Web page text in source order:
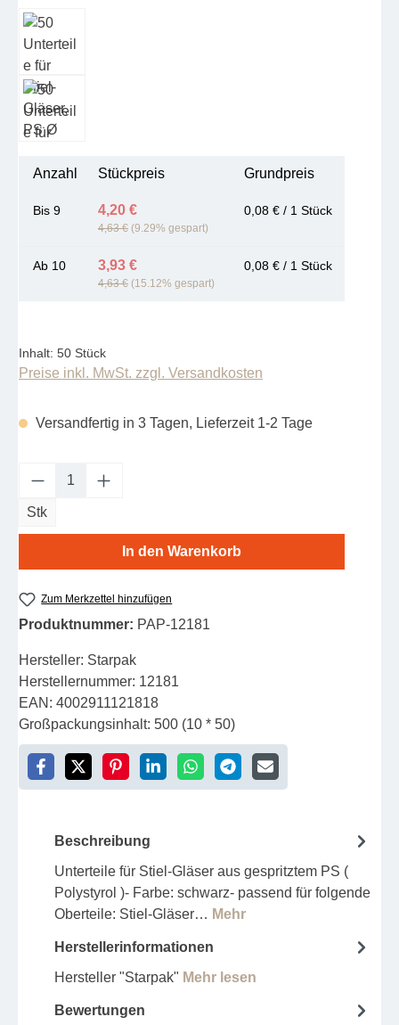
Anzahl Stückpreis Grundpreis
Bis 9 4,20 €
4,63 € (9.29% gespart)
0,08 € / 1 Stück
Ab 10 3,93 €
4,63 € (15.12% gespart)
0,08 € / 1 Stück
Inhalt: 50 Stück
Preise inkl. MwSt. zzgl. Versandkosten
Versandfertig in 3 Tagen, Lieferzeit 1-2 Tage
Produkt Anzahl: Gib den gewünschten
Stk
In den Warenkorb
Zum Merkzettel hinzufügen
Produktnummer: PAP-12181
Hersteller: Starpak
Herstellernummer: 12181
EAN: 4002911121818
Großpackungsinhalt: 500 (10 * 50)
Beschreibung
Unterteile für Stiel-Gläser aus gespritztem PS (
Polystyrol )- Farbe: schwarz- passend für folgende
Oberteile: Stiel-Gläser… Mehr
Herstellerinformationen
Hersteller "Starpak" Mehr lesen
Bewertungen